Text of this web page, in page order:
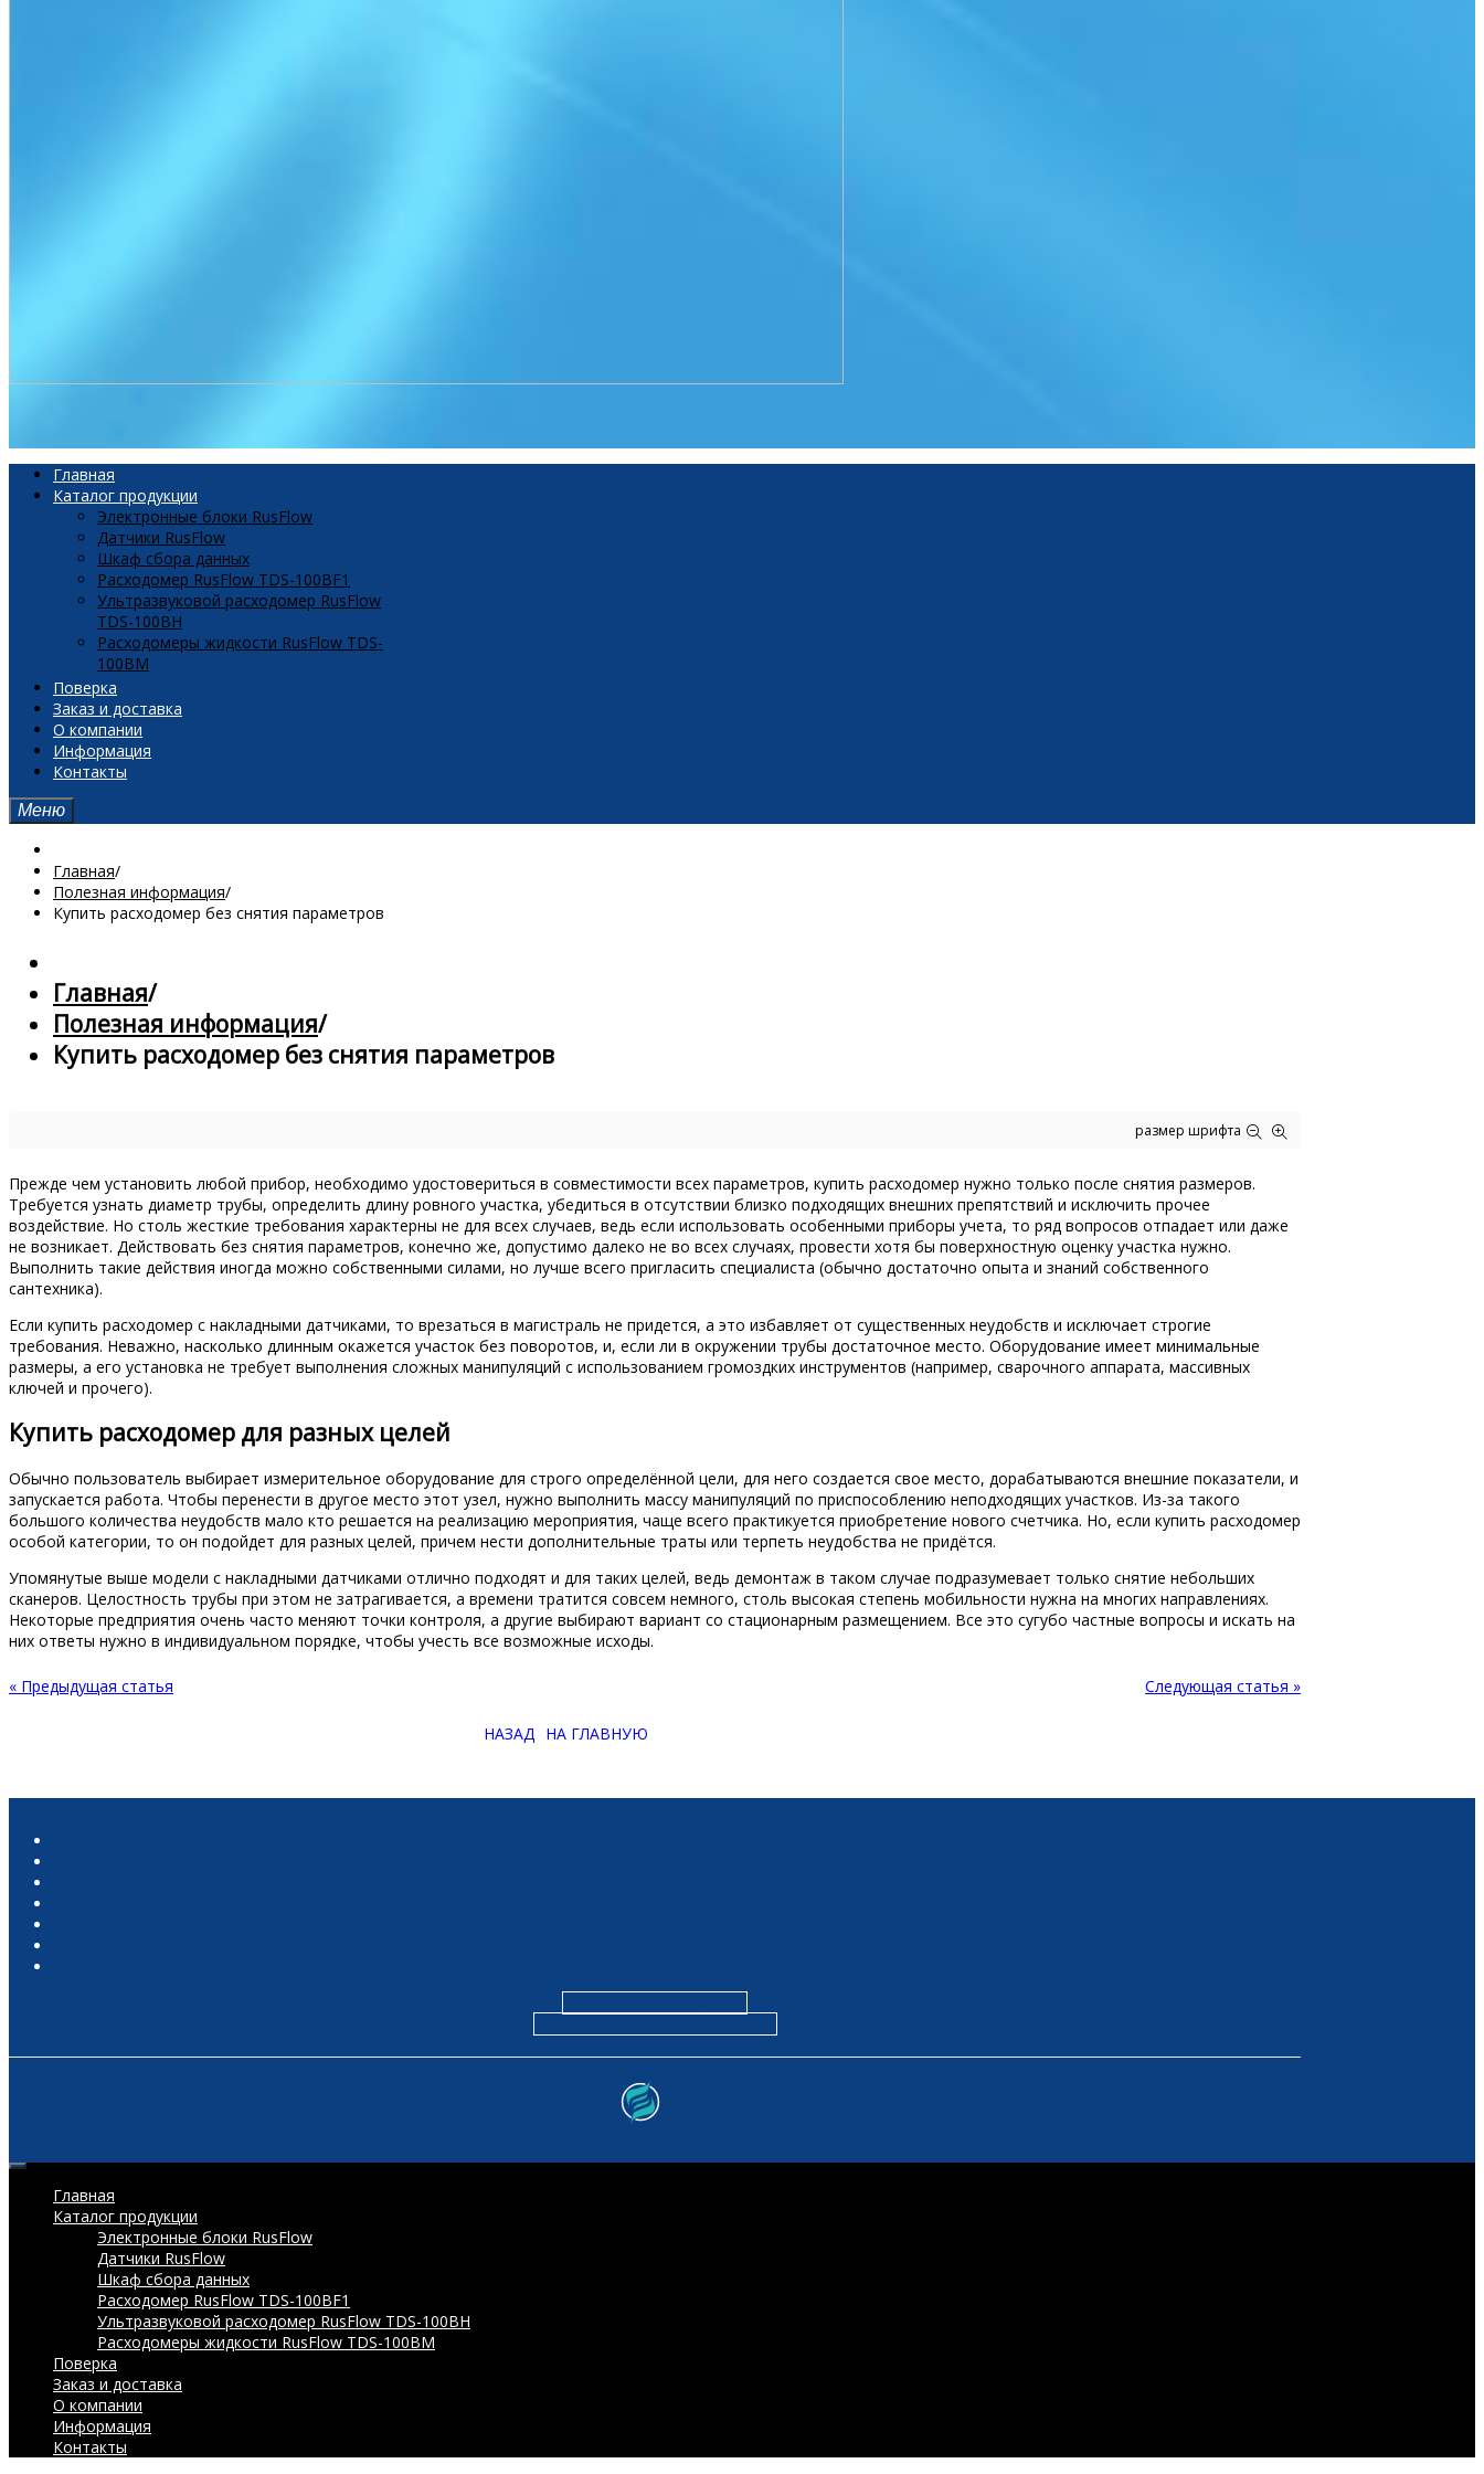
Главная
Каталог продукции
Электронные блоки RusFlow
Датчики RusFlow
Шкаф сбора данных
Расходомер RusFlow TDS-100BF1
Ультразвуковой расходомер RusFlow
TDS-100BH
Расходомеры жидкости RusFlow TDS-
100BM
Поверка
Заказ и доставка
О компании
Информация
Контакты
Меню
Главная/
Полезная информация/
Купить расходомер без снятия параметров
Главная/
Полезная информация/
Купить расходомер без снятия параметров
размер шрифта
Прежде чем установить любой прибор, необходимо удостовериться в совместимости всех параметров, купить расходомер нужно только после снятия размеров.
Требуется узнать диаметр трубы, определить длину ровного участка, убедиться в отсутствии близко подходящих внешних препятствий и исключить прочее
воздействие. Но столь жесткие требования характерны не для всех случаев, ведь если использовать особенными приборы учета, то ряд вопросов отпадает или даже
не возникает. Действовать без снятия параметров, конечно же, допустимо далеко не во всех случаях, провести хотя бы поверхностную оценку участка нужно.
Выполнить такие действия иногда можно собственными силами, но лучше всего пригласить специалиста (обычно достаточно опыта и знаний собственного
сантехника).
Если купить расходомер с накладными датчиками, то врезаться в магистраль не придется, а это избавляет от существенных неудобств и исключает строгие
требования. Неважно, насколько длинным окажется участок без поворотов, и, если ли в окружении трубы достаточное место. Оборудование имеет минимальные
размеры, а его установка не требует выполнения сложных манипуляций с использованием громоздких инструментов (например, сварочного аппарата, массивных
ключей и прочего).
Купить расходомер для разных целей
Обычно пользователь выбирает измерительное оборудование для строго определённой цели, для него создается свое место, дорабатываются внешние показатели, и
запускается работа. Чтобы перенести в другое место этот узел, нужно выполнить массу манипуляций по приспособлению неподходящих участков. Из-за такого
большого количества неудобств мало кто решается на реализацию мероприятия, чаще всего практикуется приобретение нового счетчика. Но, если купить расходомер
особой категории, то он подойдет для разных целей, причем нести дополнительные траты или терпеть неудобства не придётся.
Упомянутые выше модели с накладными датчиками отлично подходят и для таких целей, ведь демонтаж в таком случае подразумевает только снятие небольших
сканеров. Целостность трубы при этом не затрагивается, а времени тратится совсем немного, столь высокая степень мобильности нужна на многих направлениях.
Некоторые предприятия очень часто меняют точки контроля, а другие выбирают вариант со стационарным размещением. Все это сугубо частные вопросы и искать на
них ответы нужно в индивидуальном порядке, чтобы учесть все возможные исходы.
« Предыдущая статья Следующая статья »
НАЗАД НА ГЛАВНУЮ
Главная
Каталог продукции
Электронные блоки RusFlow
Датчики RusFlow
Шкаф сбора данных
Расходомер RusFlow TDS-100BF1
Ультразвуковой расходомер RusFlow TDS-100BH
Расходомеры жидкости RusFlow TDS-100BM
Поверка
Заказ и доставка
О компании
Информация
Контакты